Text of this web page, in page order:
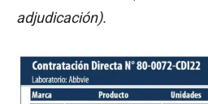
adjudicación).